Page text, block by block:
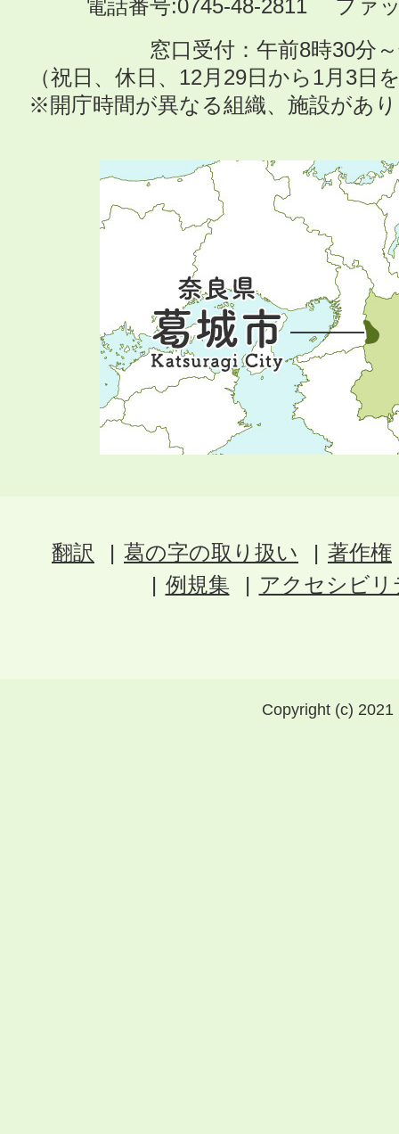
電話番号:0745-48-2811 ファ
窓口受付：午前8時30分
（祝日、休日、12月29日から1月3日
※開庁時間が異なる組織、施設があ
翻訳 葛の字の取り扱い
著作権
例規集
アクセシビ
Copyright (c)